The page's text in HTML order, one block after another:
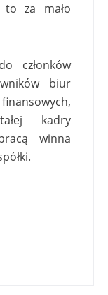
za mało
członków
biur
kadry
winna